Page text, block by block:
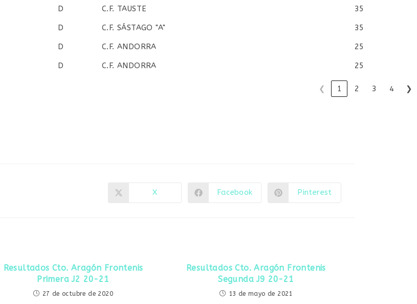
D C.F. TAUSTE 35
D C.F. SÁSTAGO "A" 35
D C.F. ANDORRA 25
D C.F. ANDORRA 25
❮ 1 2 3 4 ❯
SeX
Se
Facebook
Se
Pinterest
Resultados Cto. Aragón Frontenis
Primera J2 20-21
27 de octubre de 2020
Resultados Cto. Aragón Frontenis
Segunda J9 20-21
13 de mayo de 2021